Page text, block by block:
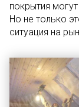
покрытия
Но не только
ситуация на